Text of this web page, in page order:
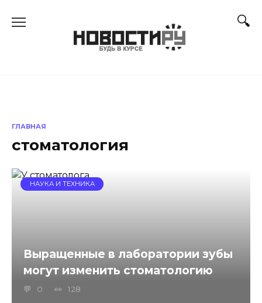
ГЛАВНАЯ
стоматология
НАУКА И ТЕХНИКА
Выращенные в лаборатории зубы
могут изменить стоматологию
0 128